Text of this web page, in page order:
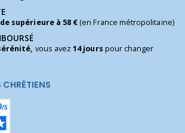
supérieure à 58 €(en France métropolitaine)
vous avez14 jours pour changer
CHRÉTIENS